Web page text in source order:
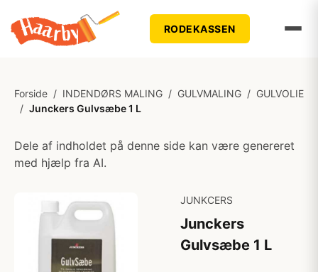
RODEKASSEN
Forside / INDENDØRS MALING / GULVMALING / GULVOLIE
/ Junckers Gulvsæbe 1 L
Dele af indholdet på denne side kan være genereret
med hjælp fra AI.
JUNKCERS
Junckers
Gulvsæbe 1 L